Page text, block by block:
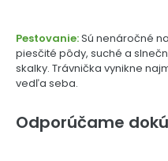
Pestovanie:Sú nenáročné
piesčité pôdy, suché a
skalky. Trávnička vynikne
vedľa seba.
Odporúčame